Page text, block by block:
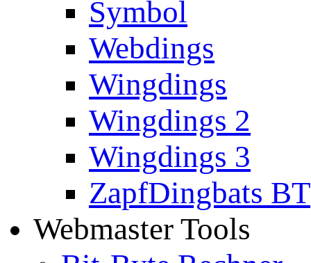
Symbol
Webdings
Wingdings
Wingdings 2
Wingdings 3
ZapfDingbats BT
Webmaster Tools